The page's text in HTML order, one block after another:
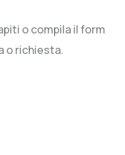
o compila il form
o richiesta.